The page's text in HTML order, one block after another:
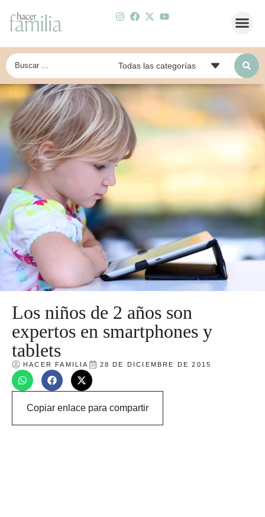
Los niños de 2 años son
expertos en smartphones y
tablets
HACER FAMILIA 28 DE DICIEMBRE DE 2015
Copiar enlace para compartir